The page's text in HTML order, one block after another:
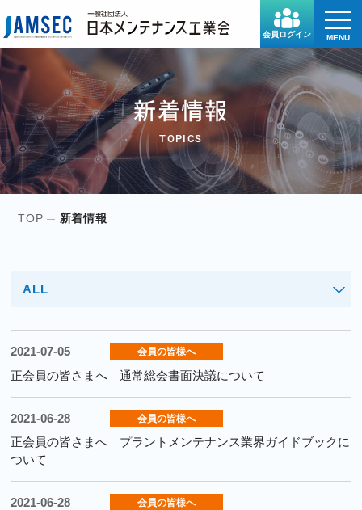
会員ログイン
toggle
MENU
新着情報
TOPICS
TOP 新着情報
ALL
2021-07-05 会員の皆様へ
正会員の皆さまへ 通常総会書面決議について
2021-06-28 会員の皆様へ
正会員の皆さまへ プラントメンテナンス業界ガイドブックに
ついて
2021-06-28 会員の皆様へ